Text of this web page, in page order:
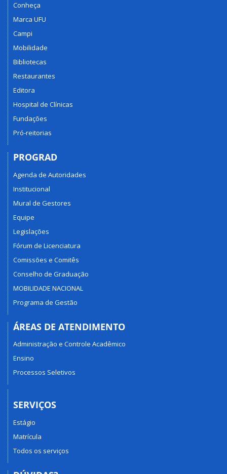
Conheça
Marca UFU
Campi
Mobilidade
Bibliotecas
Restaurantes
Editora
Hospital de Clínicas
Fundações
Pró-reitorias
PROGRAD
Agenda de Autoridades
Institucional
Mural de Gestores
Equipe
Legislações
Fórum de Licenciatura
Comissões e Comitês
Conselho de Graduação
MOBILIDADE NACIONAL
Programa de Gestão
ÁREAS DE ATENDIMENTO
Administração e Controle Acadêmico
Ensino
Processos Seletivos
SERVIÇOS
Estágio
Matrícula
Todos os serviços